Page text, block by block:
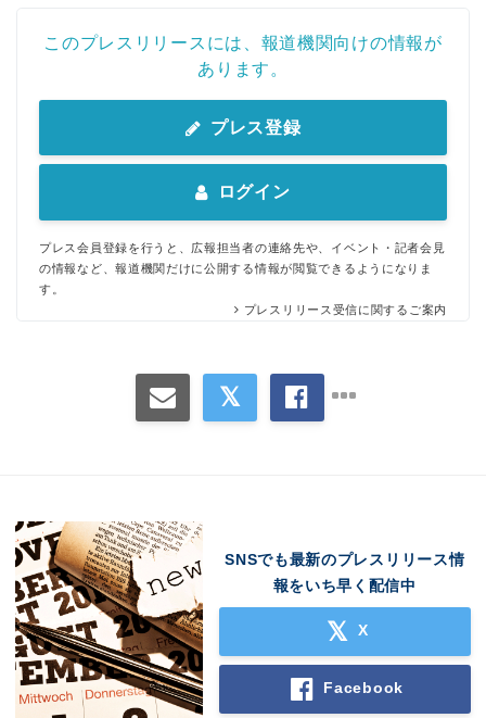
このプレスリリースには、報道機関向けの情報が
あります。
プレス登録
ログイン
プレス会員登録を行うと、広報担当者の連絡先や、イベント・記者会見
の情報など、報道機関だけに公開する情報が閲覧できるようになりま
す。
プレスリリース受信に関するご案内
SNSでも最新のプレスリリース情
報をいち早く配信中
X
Facebook
English